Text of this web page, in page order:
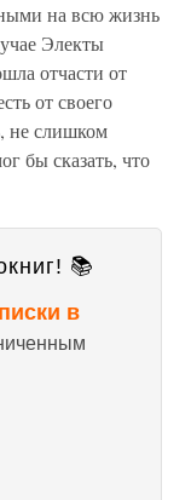
на всю жизнь
Электы
отчасти от
от своего
не слишком
бы сказать, что
📚
в